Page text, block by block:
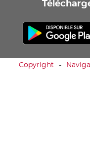
Copyright